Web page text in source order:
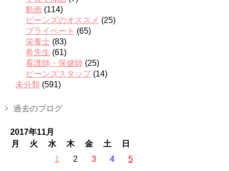
動画 (114)
ビーンズのオススメ (25)
プライベート (65)
栄養士 (83)
希先生 (61)
看護師・保健師 (25)
ビーンズスタッフ (14)
未分類 (591)
過去のブログ
2017年11月
月
火 水 木 金 土
日
1
2 3 4 5